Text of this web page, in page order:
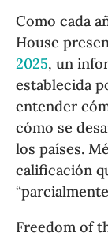
Como cada
House
2025, un
establecida
entender
cómo se
los países.
calificación
Freedom of